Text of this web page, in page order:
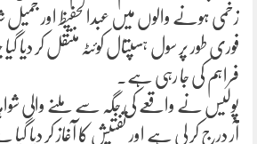
زخمی ہونے والوں میں عبدالحفیظ اور جمیل
فوری طور پر سول ہسپتال کوئٹہ منتقل کر دیا
فراہم کی جا رہی ہے۔
پولیس نے واقعے کی جگہ سے ملنے والی
آر درج کر لی ہے اور تفتیش کا آغاز کر دیا